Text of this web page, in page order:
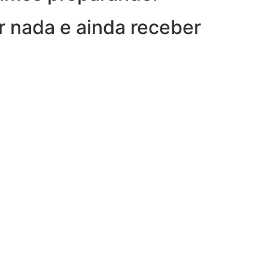
nada e ainda receber